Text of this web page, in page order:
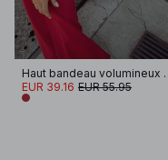
Haut
EUR 39.16 EUR 55.95